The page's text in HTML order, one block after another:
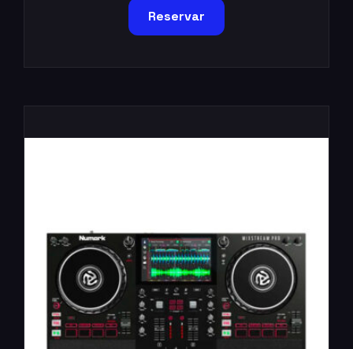
Reservar